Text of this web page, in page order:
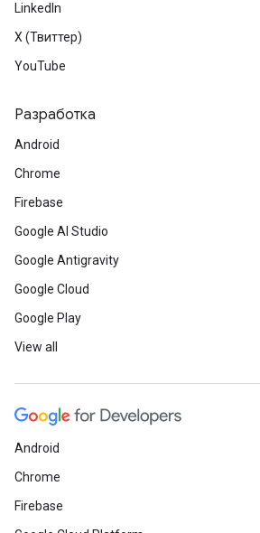
LinkedIn
X (Твиттер)
YouTube
Разработка
Android
Chrome
Firebase
Google AI Studio
Google Antigravity
Google Cloud
Google Play
View all
Android
Chrome
Firebase